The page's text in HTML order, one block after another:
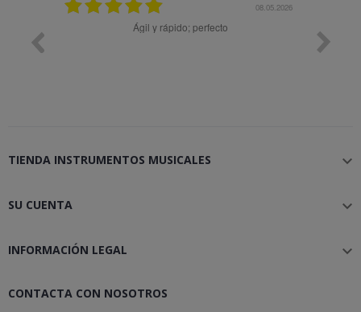
08.05.2026
Muy bien
TIENDA INSTRUMENTOS MUSICALES 
SU CUENTA 
INFORMACIÓN LEGAL 
CONTACTA CON NOSOTROS